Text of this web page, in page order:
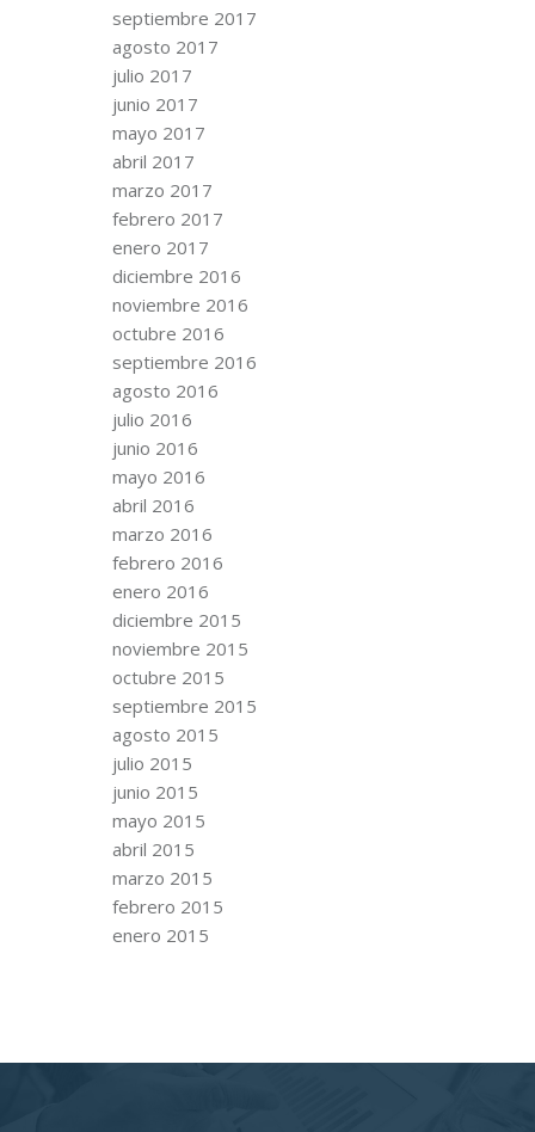
septiembre 2017
agosto 2017
julio 2017
junio 2017
mayo 2017
abril 2017
marzo 2017
febrero 2017
enero 2017
diciembre 2016
noviembre 2016
octubre 2016
septiembre 2016
agosto 2016
julio 2016
junio 2016
mayo 2016
abril 2016
marzo 2016
febrero 2016
enero 2016
diciembre 2015
noviembre 2015
octubre 2015
septiembre 2015
agosto 2015
julio 2015
junio 2015
mayo 2015
abril 2015
marzo 2015
febrero 2015
enero 2015